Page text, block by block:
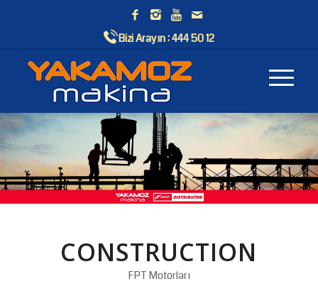
Bizi Arayın :444 50 12
CONSTRUCTION
FPT Motorları